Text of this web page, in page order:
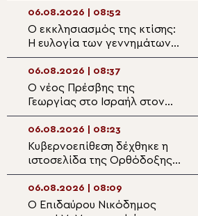
06.08.2026 | 08:52
Ο εκκλησιασμός της κτίσης:
Η ευλογία των γεννημάτων
της αμπέλου
06.08.2026 | 08:37
Ο νέος Πρέσβης της
Γεωργίας στο Ισραήλ στον
Πατριάρχη Ιεροσολύμων
06.08.2026 | 08:23
Κυβερνοεπίθεση δέχθηκε η
ιστοσελίδα της Ορθόδοξης
Κοινότητας στη Λιθουανία
06.08.2026 | 08:09
Ο Επιδαύρου Νικόδημος